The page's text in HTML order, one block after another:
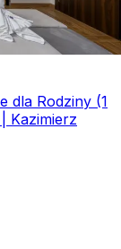
dla Rodziny (1
Kazimierz